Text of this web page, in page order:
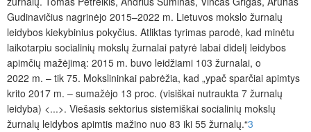
Gudinavičius nagrinėjo 2015–2022 m. Lietuvos mokslo žurnalų
leidybos kiekybinius pokyčius. Atliktas tyrimas parodė, kad minėtu
laikotarpiu socialinių mokslų žurnalai patyrė labai didelį leidybos
apimčių mažėjimą: 2015 m. buvo leidžiami 103 žurnalai, o
2022 m. – tik 75. Mokslininkai pabrėžia, kad „ypač sparčiai apimtys
krito 2017 m. – sumažėjo 13 proc. (visiškai nutraukta 7 žurnalų
leidyba) <...>. Viešasis sektorius sistemiškai socialinių mokslų
žurnalų leidybos apimtis mažino nuo 83 iki 55 žurnalų.“3